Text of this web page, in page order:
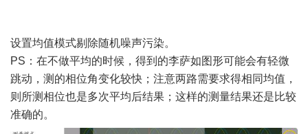
设置均值模式剔除随机噪声污染。
PS：在不做平均的时候，得到的李萨如图形可能会有轻微
跳动，测的相位角变化较快；注意两路需要求得相同均值，
则所测相位也是多次平均后结果；这样的测量结果还是比较
准确的。